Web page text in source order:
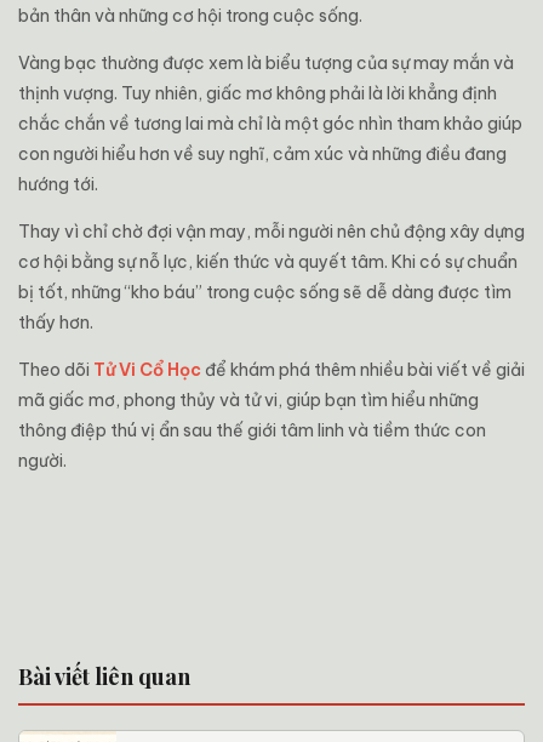
bản thân và những cơ hội trong cuộc sống.
Vàng bạc thường được xem là biểu tượng của sự may mắn và
thịnh vượng. Tuy nhiên, giấc mơ không phải là lời khẳng định
chắc chắn về tương lai mà chỉ là một góc nhìn tham khảo giúp
con người hiểu hơn về suy nghĩ, cảm xúc và những điều đang
hướng tới.
Thay vì chỉ chờ đợi vận may, mỗi người nên chủ động xây dựng
cơ hội bằng sự nỗ lực, kiến thức và quyết tâm. Khi có sự chuẩn
bị tốt, những “kho báu” trong cuộc sống sẽ dễ dàng được tìm
thấy hơn.
Theo dõi Tử Vi Cổ Học để khám phá thêm nhiều bài viết về giải
mã giấc mơ, phong thủy và tử vi, giúp bạn tìm hiểu những
thông điệp thú vị ẩn sau thế giới tâm linh và tiềm thức con
người.
Bài viết liên quan